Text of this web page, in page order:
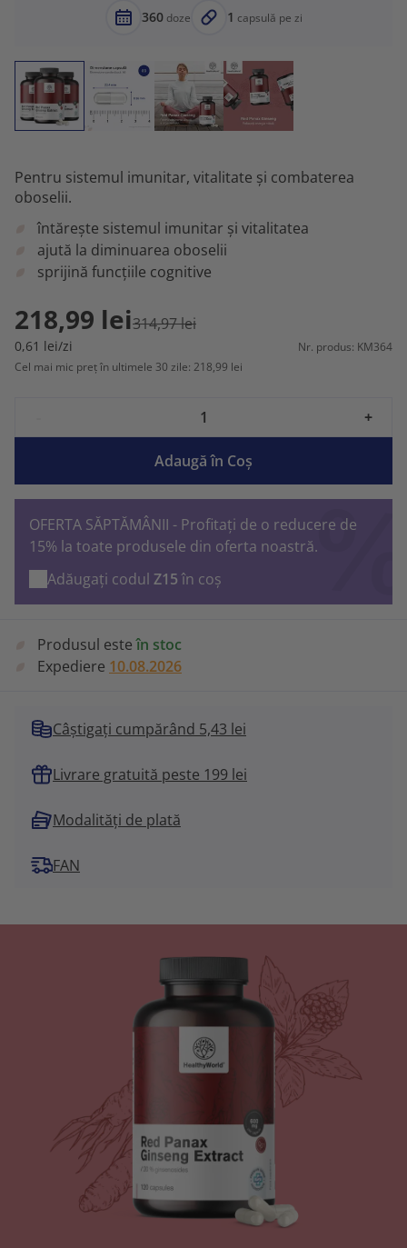
360doze 1 capsulă pe zi
Pentru sistemul imunitar, vitalitate și combaterea
oboselii.
întărește sistemul imunitar și vitalitatea
ajută la diminuarea oboselii
sprijină funcțiile cognitive
218,99 lei314,97 lei
0,61 lei/zi
Nr. produs: KM364
Cel mai mic preț în ultimele 30 zile: 218,99 lei
+
Adaugă în Coş
OFERTA SĂPTĂMÂNII - Profitați de o reducere de
15% la toate produsele din oferta noastră.
Adăugați codul Z15 în coș
Produsul esteîn stoc
Expediere 10.08.2026
Câștigați cumpărând 5,43 lei
Livrare gratuită peste 199 lei
Modalități de plată
FAN